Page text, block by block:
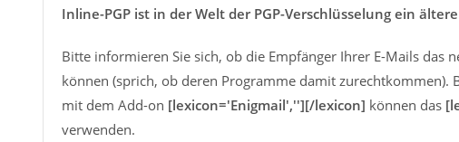
Inline-PGP ist in der Welt der PGP-Verschlüsselung ein
Bitte informieren Sie sich, ob die Empfänger Ihrer E-Mails das
können (sprich, ob deren Programme damit
mit dem Add-on [lexicon='Enigmail',''][/lexicon] können das
verwenden.